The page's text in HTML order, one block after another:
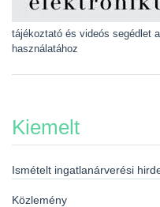
tájékoztató és videós segédlet
használatához
Kiemelt
Ismételt ingatlanárverési
Közlemény